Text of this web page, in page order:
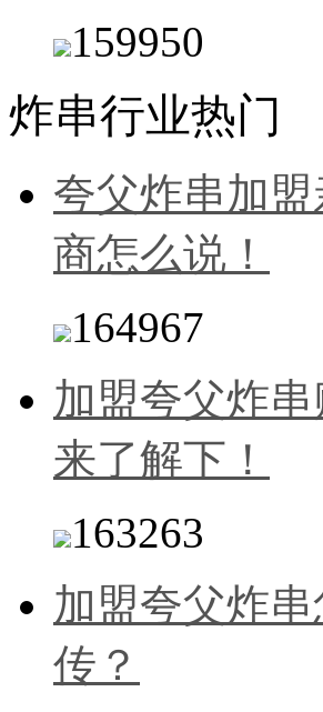
159950
炸串行业热门
夸父炸串加
商怎么说！
164967
加盟夸父炸
来了解下！
163263
加盟夸父炸
传？